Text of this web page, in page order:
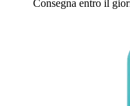
Consegna entro il